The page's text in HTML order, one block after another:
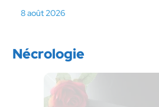
8 août 2026
Nécrologie